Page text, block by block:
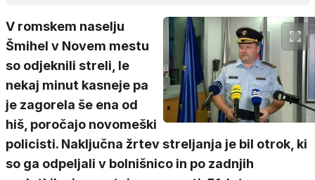
V romskem naselju
Šmihel v Novem mestu
so odjeknili streli, le
nekaj minut kasneje pa
je zagorela še ena od
hiš, poročajo novomeški
policisti. Naključna žrtev streljanja je bil otrok, ki
so ga odpeljali v bolnišnico in po zadnjih